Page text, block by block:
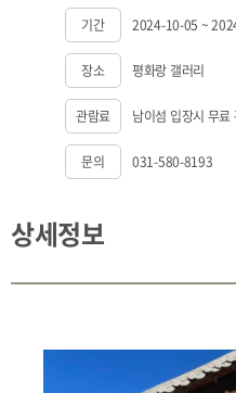
기간 2024-10-05 ~
장소 평화랑 갤러리
관람료 남이섬 입장시 무료
문의 031-580-8193
상세정보